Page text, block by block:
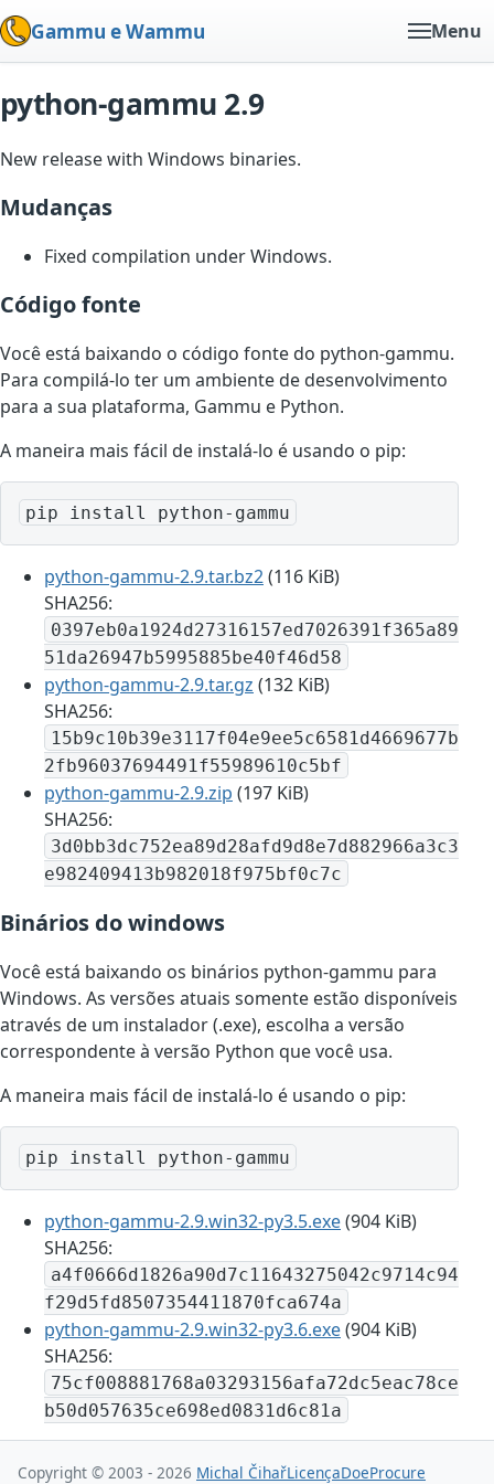
Gammu e Wammu Menu
python-gammu 2.9
New release with Windows binaries.
Mudanças
Fixed compilation under Windows.
Código fonte
Você está baixando o código fonte do python-gammu.
Para compilá-lo ter um ambiente de desenvolvimento
para a sua plataforma, Gammu e Python.
A maneira mais fácil de instalá-lo é usando o pip:
pip install python-gammu
python-gammu-2.9.tar.bz2(116 KiB)
SHA256:
0397eb0a1924d27316157ed7026391f365a89
51da26947b5995885be40f46d58
python-gammu-2.9.tar.gz (132 KiB)
SHA256:
15b9c10b39e3117f04e9ee5c6581d4669677b
2fb96037694491f55989610c5bf
python-gammu-2.9.zip (197 KiB)
SHA256:
3d0bb3dc752ea89d28afd9d8e7d882966a3c3
e982409413b982018f975bf0c7c
Binários do windows
Você está baixando os binários python-gammu para
Windows. As versões atuais somente estão disponíveis
através de um instalador (.exe), escolha a versão
correspondente à versão Python que você usa.
A maneira mais fácil de instalá-lo é usando o pip:
pip install python-gammu
python-gammu-2.9.win32-py3.5.exe(904 KiB)
SHA256:
a4f0666d1826a90d7c11643275042c9714c94
f29d5fd8507354411870fca674a
python-gammu-2.9.win32-py3.6.exe(904 KiB)
SHA256:
75cf008881768a03293156afa72dc5eac78ce
b50d057635ce698ed0831d6c81a
Copyright © 2003 - 2026 Michal ČihařLicençaDoeProcure